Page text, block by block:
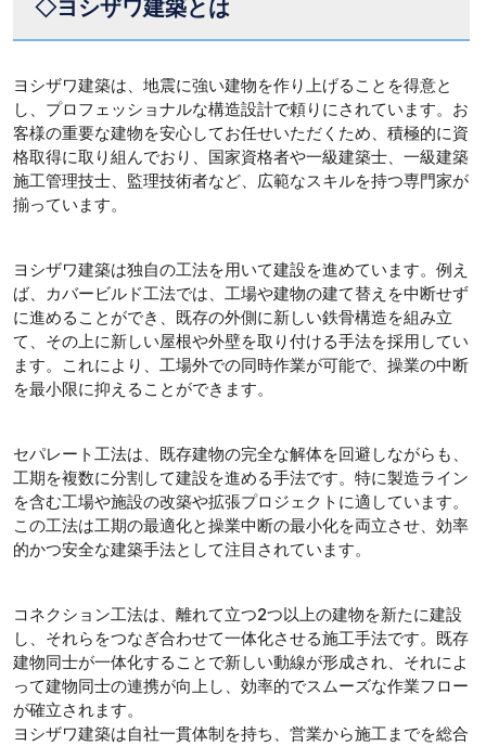
◇ヨシザワ建築とは
ヨシザワ建築は、地震に強い建物を作り上げることを得意と
し、プロフェッショナルな構造設計で頼りにされています。お
客様の重要な建物を安心してお任せいただくため、積極的に資
格取得に取り組んでおり、国家資格者や一級建築士、一級建築
施工管理技士、監理技術者など、広範なスキルを持つ専門家が
揃っています。
ヨシザワ建築は独自の工法を用いて建設を進めています。例え
ば、カバービルド工法では、工場や建物の建て替えを中断せず
に進めることができ、既存の外側に新しい鉄骨構造を組み立
て、その上に新しい屋根や外壁を取り付ける手法を採用してい
ます。これにより、工場外での同時作業が可能で、操業の中断
を最小限に抑えることができます。
セパレート工法は、既存建物の完全な解体を回避しながらも、
工期を複数に分割して建設を進める手法です。特に製造ライン
を含む工場や施設の改築や拡張プロジェクトに適しています。
この工法は工期の最適化と操業中断の最小化を両立させ、効率
的かつ安全な建築手法として注目されています。
コネクション工法は、離れて立つ2つ以上の建物を新たに建設
し、それらをつなぎ合わせて一体化させる施工手法です。既存
建物同士が一体化することで新しい動線が形成され、それによ
って建物同士の連携が向上し、効率的でスムーズな作業フロー
が確立されます。
ヨシザワ建築は自社一貫体制を持ち、営業から施工までを総合